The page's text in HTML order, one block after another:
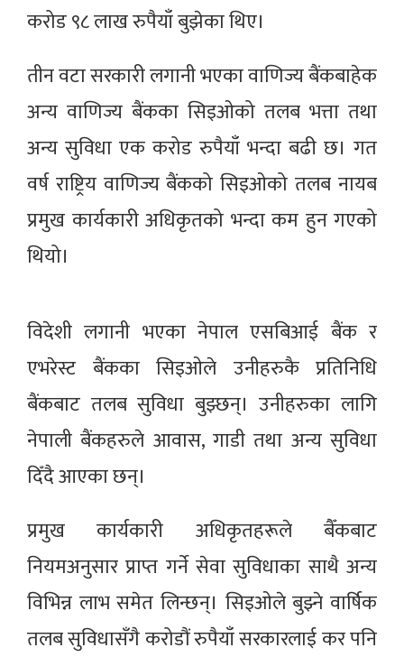
करोड ९८ लाख रुपैयाँ बुझेका थिए।
तीन वटा सरकारी लगानी भएका वाणिज्य बैंकबाहेक
अन्य वाणिज्य बैंकका सिइओको तलब भत्ता तथा
अन्य सुविधा एक करोड रुपैयाँ भन्दा बढी छ। गत
वर्ष राष्ट्रिय वाणिज्य बैंकको सिइओको तलब नायब
प्रमुख कार्यकारी अधिकृतको भन्दा कम हुन गएको
थियो।
विदेशी लगानी भएका नेपाल एसबिआई बैंक र
एभरेस्ट बैंकका सिइओले उनीहरुकै प्रतिनिधि
बैंकबाट तलब सुविधा बुझ्छन्। उनीहरुका लागि
नेपाली बैंकहरुले आवास, गाडी तथा अन्य सुविधा
दिँदै आएका छन्।
प्रमुख कार्यकारी अधिकृतहरूले बैँकबाट
नियमअनुसार प्राप्त गर्ने सेवा सुविधाका साथै अन्य
विभिन्न लाभ समेत लिन्छन्। सिइओले बुझ्ने वार्षिक
तलब सुविधासँगै करोडौं रुपैयाँ सरकारलाई कर पनि